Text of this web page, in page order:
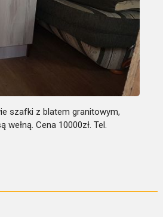
szafki z blatem granitowym,
Cena 10000zł. Tel.